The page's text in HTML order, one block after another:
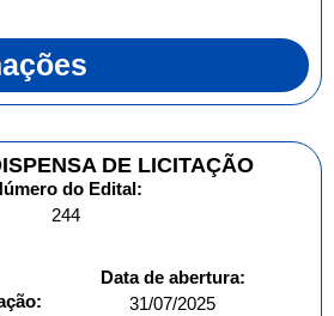
DE LICITAÇÃO
do Edital:
244
Data de abertura:
31/07/2025